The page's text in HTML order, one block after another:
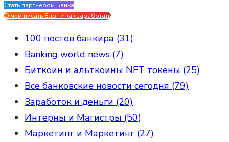
Стать партнером Банка
О чем писать Блог и как заработать
100 постов банкира (31)
Banking world news (7)
Биткоин и альткоины NFT токены (25)
Все банковские новости сегодня (79)
Заработок и деньги (20)
Интерны и Магистры (50)
Маркетинг и Маркетинг (27)